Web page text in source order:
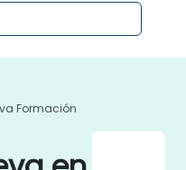
Formación